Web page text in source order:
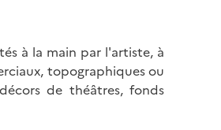
à la main par l'artiste, à
topographiques ou
de théâtres, fonds